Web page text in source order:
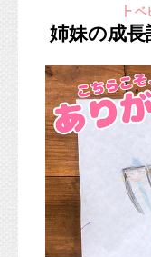
また10月の定
す。
お手数おかけ
い致します。
新スタジオに
https://
┣ ベ
姉妹の成長